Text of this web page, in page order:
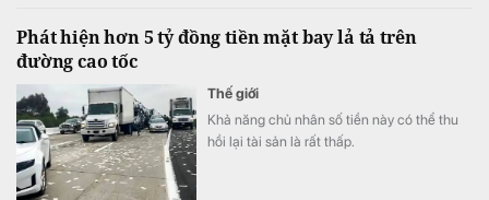
Phát hiện hơn 5 tỷ đồng tiền mặt bay lả tả trên
đường cao tốc
Thế giới
Khả năng chủ nhân số tiền này có thể thu
hồi lại tài sản là rất thấp.